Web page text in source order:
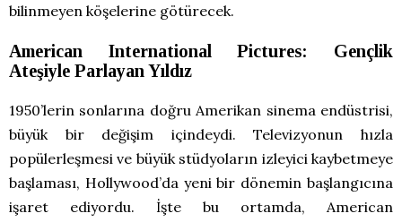
bilinmeyen köşelerine götürecek.
American International Pictures: Gençlik
Ateşiyle Parlayan Yıldız
1950’lerin sonlarına doğru Amerikan sinema endüstrisi,
büyük bir değişim içindeydi. Televizyonun hızla
popülerleşmesi ve büyük stüdyoların izleyici kaybetmeye
başlaması, Hollywood’da yeni bir dönemin başlangıcına
işaret ediyordu. İşte bu ortamda, American